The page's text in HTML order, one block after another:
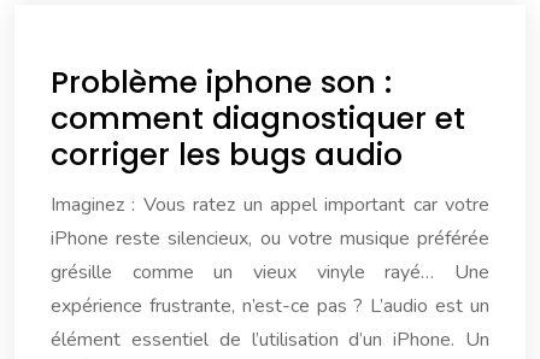
Problème iphone son :
comment diagnostiquer et
corriger les bugs audio
Imaginez : Vous ratez un appel important car votre
iPhone reste silencieux, ou votre musique préférée
grésille comme un vieux vinyle rayé… Une
expérience frustrante, n’est-ce pas ? L’audio est un
élément essentiel de l’utilisation d’un iPhone. Un